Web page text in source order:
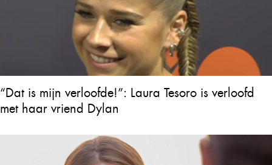
“Dat is mijn verloofde!”: Laura Tesoro is verloofd
met haar vriend Dylan